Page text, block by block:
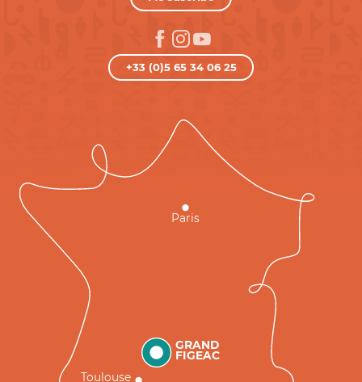
+33 (0)5 65 34 06 25
GRAND
FIGEAC
Toulouse
Paris